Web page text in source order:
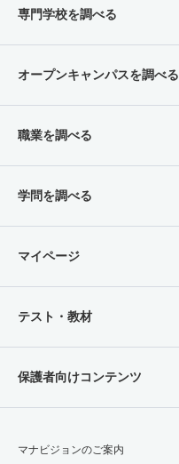
専門学校を調べる
オープンキャンパスを調べる
職業を調べる
学問を調べる
マイページ
テスト・教材
保護者向けコンテンツ
マナビジョンのご案内